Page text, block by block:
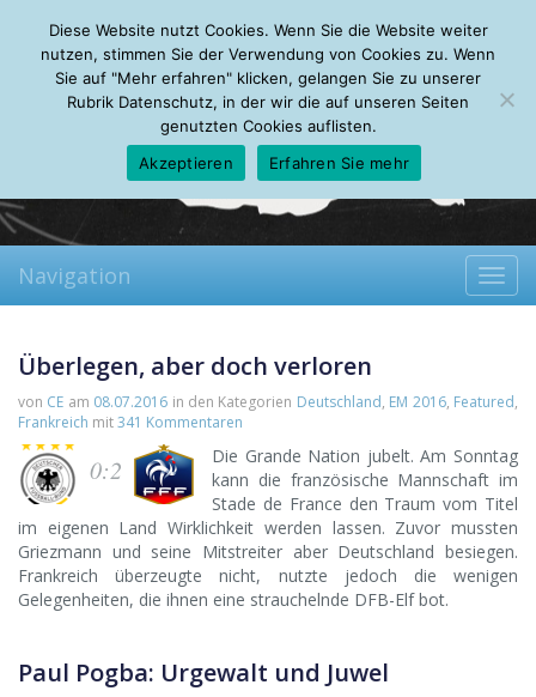
Saturday, 08.08.2026
Mein Account
About Autoren Leseempfehlungen FAQ
Navigation
Überlegen, aber doch verloren
von CE am 08.07.2016 in den Kategorien Deutschland, EM 2016, Featured,
Frankreich mit341 Kommentaren
0:2
Die Grande Nation jubelt. Am Sonntag
kann die französische Mannschaft im
Stade de France den Traum vom Titel
im eigenen Land Wirklichkeit werden lassen. Zuvor mussten
Griezmann und seine Mitstreiter aber Deutschland besiegen.
Frankreich überzeugte nicht, nutzte jedoch die wenigen
Gelegenheiten, die ihnen eine strauchelnde DFB-Elf bot.
Paul Pogba: Urgewalt und Juwel
Diese Website nutzt Cookies. Wenn Sie die Website weiter
nutzen, stimmen Sie der Verwendung von Cookies zu. Wenn
Sie auf "Mehr erfahren" klicken, gelangen Sie zu unserer
Rubrik Datenschutz, in der wir die auf unseren Seiten
genutzten Cookies auflisten.
Akzeptieren
Erfahren Sie mehr